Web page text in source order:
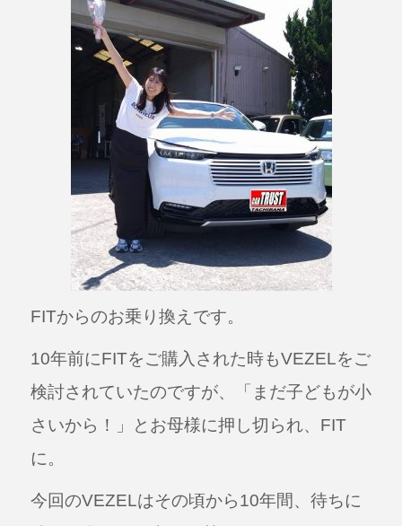
FITからのお乗り換えです。
10年前にFITをご購入された時もVEZELをご
検討されていたのですが、「まだ子どもが小
さいから！」とお母様に押し切られ、FIT
に。
今回のVEZELはその頃から10年間、待ちに